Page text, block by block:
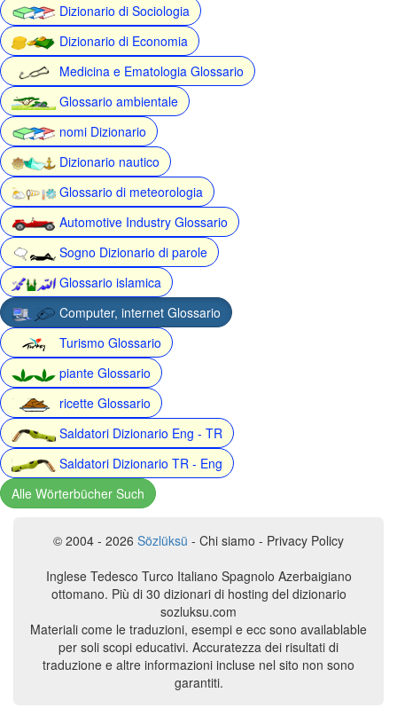
Dizionario di Sociologia
Dizionario di Economia
Medicina e Ematologia Glossario
Glossario ambientale
nomi Dizionario
Dizionario nautico
Glossario di meteorologia
Automotive Industry Glossario
Sogno Dizionario di parole
Glossario islamica
Computer, internet Glossario
Turismo Glossario
piante Glossario
ricette Glossario
Saldatori Dizionario Eng - TR
Saldatori Dizionario TR - Eng
Alle Wörterbücher Such
© 2004 - 2026 Sözlüksü - Chi siamo - Privacy Policy
Inglese Tedesco Turco Italiano Spagnolo Azerbaigiano
ottomano. Più di 30 dizionari di hosting del dizionario
sozluksu.com
Materiali come le traduzioni, esempi e ecc sono availablable
per soli scopi educativi. Accuratezza dei risultati di
traduzione e altre informazioni incluse nel sito non sono
garantiti.